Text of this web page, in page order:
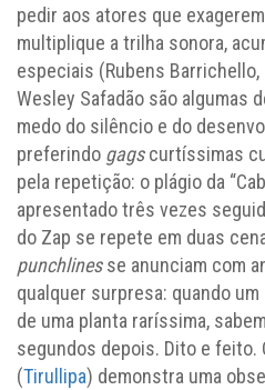
pedir aos atores que
multiplique a trilha sonora,
especiais (Rubens Barrichello,
Wesley Safadão são algumas
medo do silêncio e do
preferindo gagscurtíssimas
pela repetição: o plágio da
apresentado três vezes
do Zap se repete em duas
punchlinesse anunciam com
qualquer surpresa: quando
de uma planta raríssima,
segundos depois. Dito e feito.
(Tirullipa) demonstra uma